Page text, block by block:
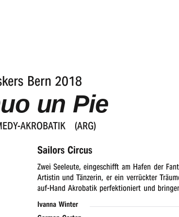
Bern 2018
un Pie
AKRO­BA­TIK
(ARG)
Sailors Circus
Zwei Seeleute, eingeschifft am Hafen der
Artistin und Tänzerin, er ein verrückter
auf-Hand Akrobatik perfektioniert und
Ivanna Winter